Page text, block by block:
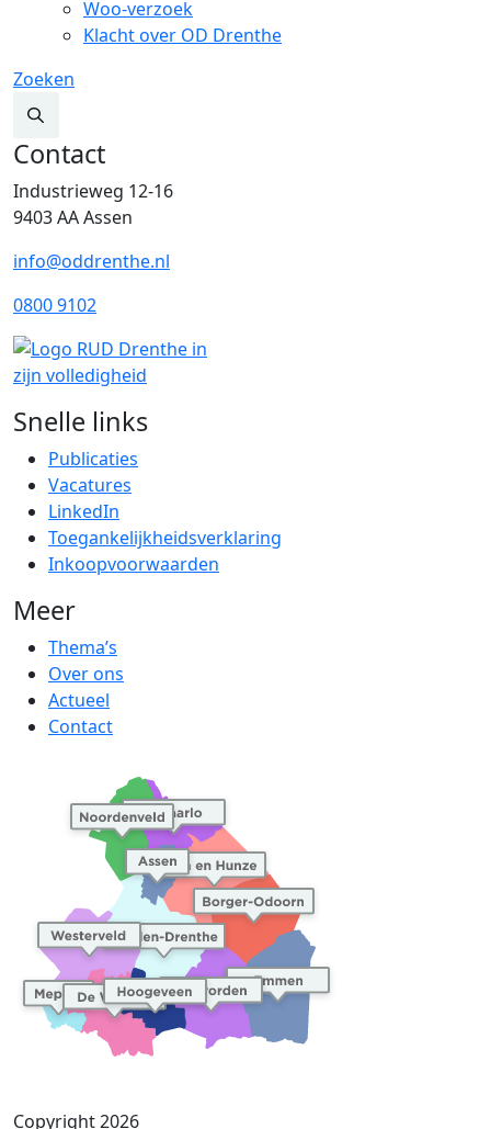
Woo-verzoek
Klacht over OD Drenthe
Zoeken
Contact
Industrieweg 12-16
9403 AA Assen
info@oddrenthe.nl
0800 9102
Snelle links
Publicaties
Vacatures
LinkedIn
Toegankelijkheidsverklaring
Inkoopvoorwaarden
Meer
Thema’s
Over ons
Actueel
Contact
Copyright 2026